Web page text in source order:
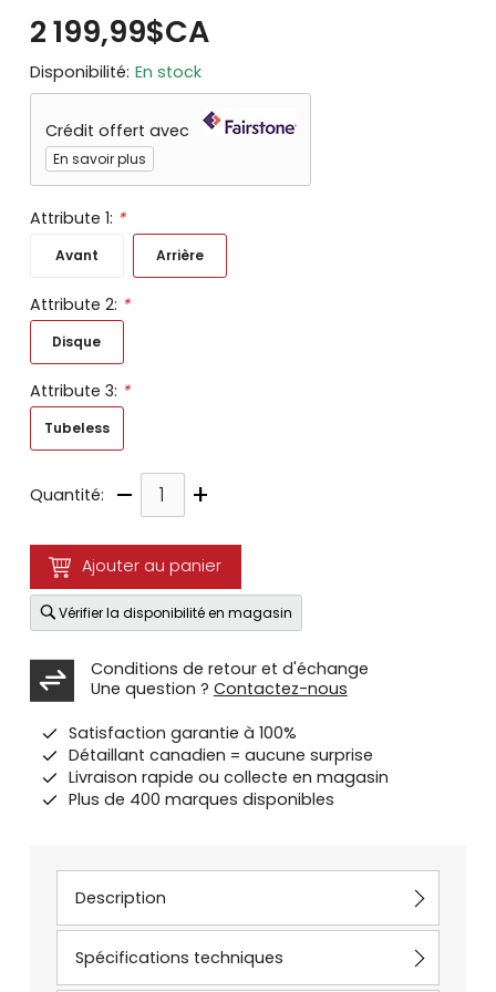
2 199,99$CA
Disponibilité: En stock
Crédit offert avec
En savoir plus
Attribute 1: *
Avant Arrière
Attribute 2: *
Disque
Attribute 3: *
Tubeless
Quantité: – +
Ajouter au panier
Vérifier la disponibilité en magasin
Conditions de retour et d'échange
Une question ? Contactez-nous
Satisfaction garantie à 100%
Détaillant canadien = aucune surprise
Livraison rapide ou collecte en magasin
Plus de 400 marques disponibles
Description
Spécifications techniques